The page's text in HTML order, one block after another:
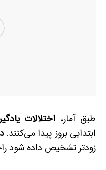
طبق آمار، اختلالات
ابتدایی بروز پیدا می‌کنند.
زودتر تشخیص داده شود